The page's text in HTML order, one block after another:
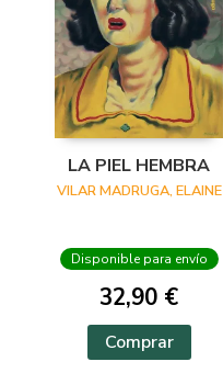
LA PIEL HEMBRA
VILAR MADRUGA, ELAINE
Disponible para envío
32,90 €
Comprar